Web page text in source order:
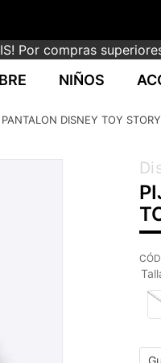
Por compras
NIÑOS
DISNEY TOY